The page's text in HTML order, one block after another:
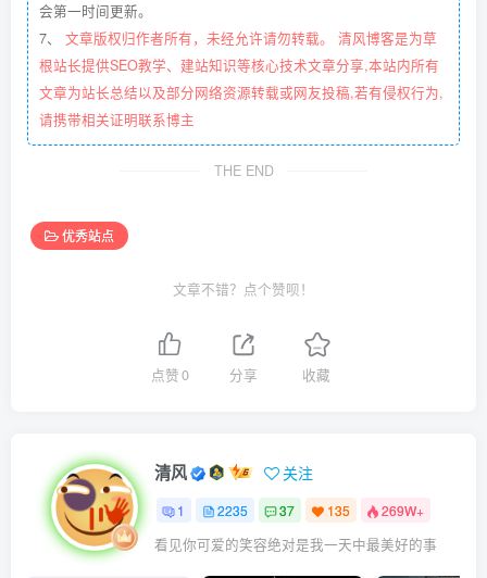
会第一时间更新。
7、 文章版权归作者所有，未经允许请勿转载。 清风博客是为草
根站长提供SEO教学、建站知识等核心技术文章分享,本站内所有
文章为站长总结以及部分网络资源转载或网友投稿,若有侵权行为,
请携带相关证明联系博主
THE END
优秀站点
文章不错？点个赞呗！
点赞0 分享 收藏
清风 关注
1 2235 37 135 269W+
看见你可爱的笑容绝对是我一天中最美好的事